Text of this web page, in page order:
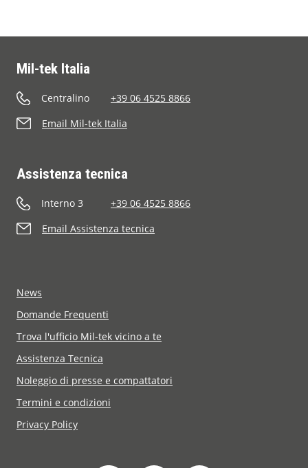
Mil-tek Italia
Centralino
+39 06 4525 8866
Email Mil-tek Italia
Assistenza tecnica
Interno 3
+39 06 4525 8866
Email Assistenza tecnica
News
Domande Frequenti
Trova l'ufficio Mil-tek vicino a te
Assistenza Tecnica
Noleggio di presse e compattatori
Termini e condizioni
Privacy Policy